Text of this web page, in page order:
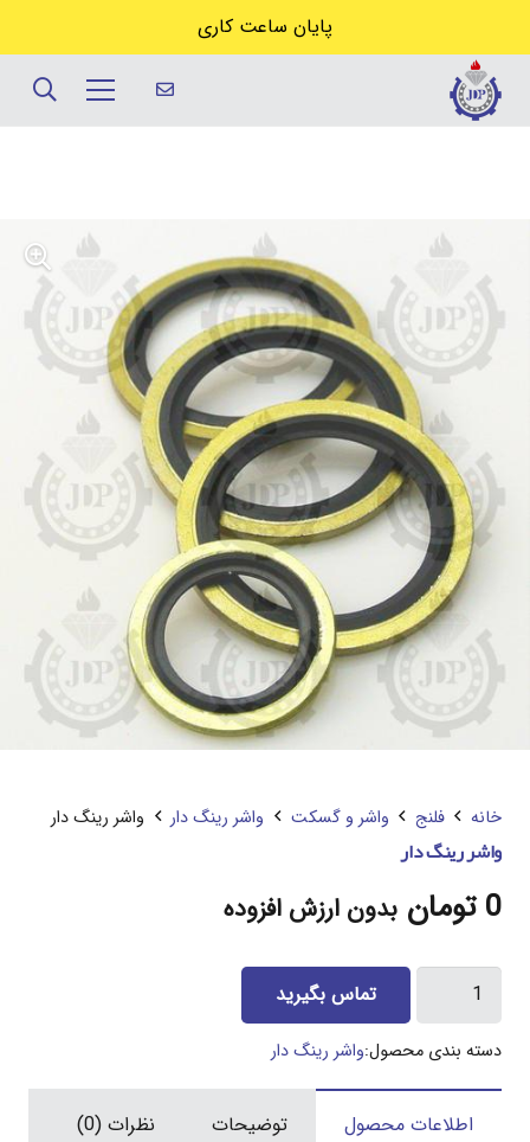
خانه فلنج واشر و گسکت واشر رینگ دار واشر رینگ دار
واشر رینگ دار
0 تومان بدون ارزش افزوده
واشر
دار
تماس بگیرید
دسته بندی محصول:واشر رینگ دار
اطلاعات محصول توضیحات نظرات (0)
پایان ساعت کاری